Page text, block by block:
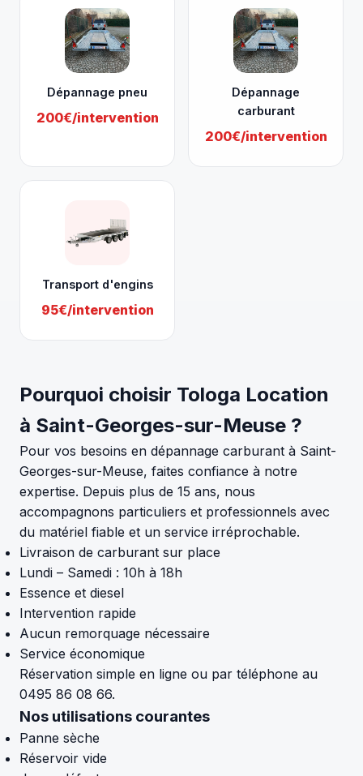
Dépannage pneu
200€/intervention
Dépannage
carburant
200€/intervention
Transport d'engins
95€/intervention
Pourquoi choisir Tologa Location
à Saint-Georges-sur-Meuse ?
Pour vos besoins en dépannage carburant à Saint-
Georges-sur-Meuse, faites confiance à notre
expertise. Depuis plus de 15 ans, nous
accompagnons particuliers et professionnels avec
du matériel fiable et un service irréprochable.
Livraison de carburant sur place
Lundi – Samedi : 10h à 18h
Essence et diesel
Intervention rapide
Aucun remorquage nécessaire
Service économique
Réservation simple en ligne ou par téléphone au
0495 86 08 66.
Nos utilisations courantes
Panne sèche
Réservoir vide